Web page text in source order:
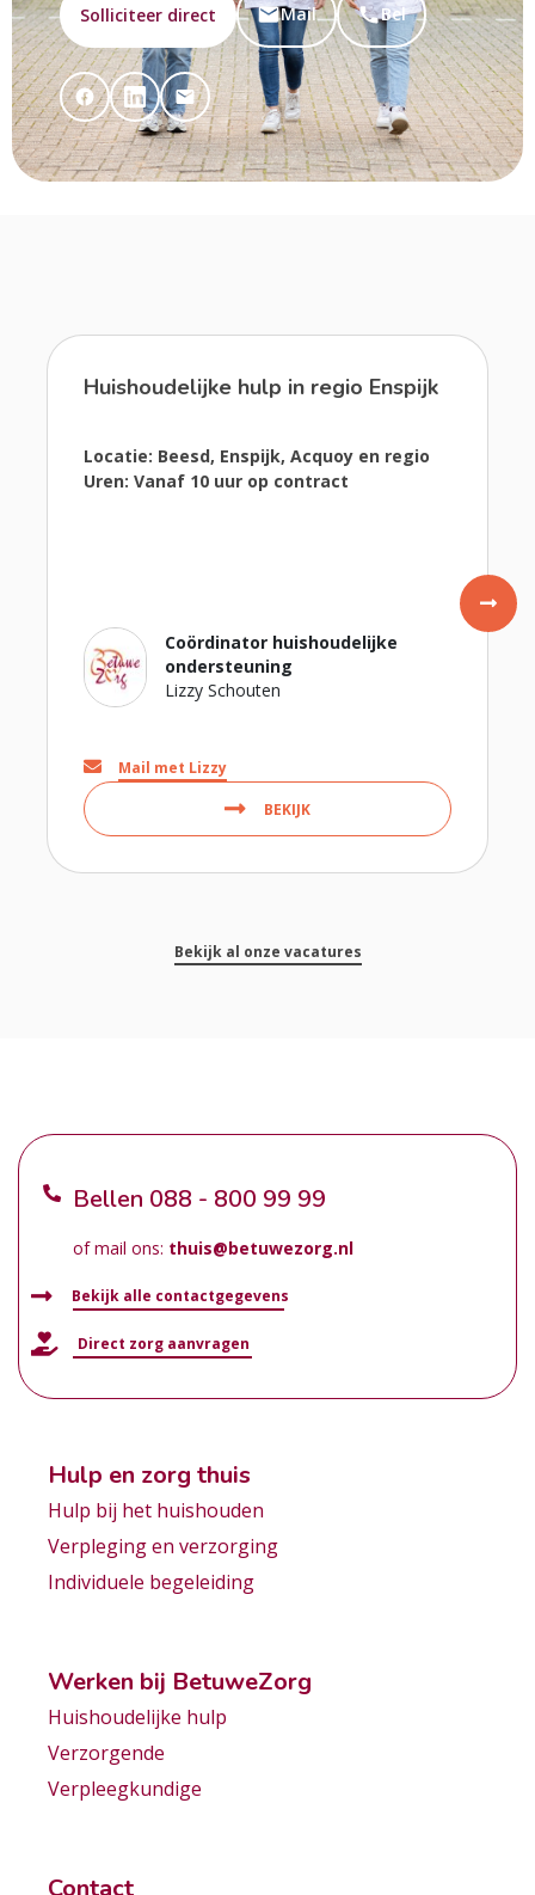
Solliciteer direct Mail Bel
Huishoudelijke hulp in regio Enspijk
Locatie: Beesd, Enspijk, Acquoy en regio
Uren: Vanaf 10 uur op contract
Coördinator huishoudelijke
ondersteuning
Lizzy Schouten
BEKIJK
Mail met Lizzy
Bekijk al onze vacatures
Bellen 088 - 800 99 99
of mail ons: thuis@betuwezorg.nl
Bekijk alle contactgegevens
Direct zorg aanvragen
Hulp en zorg thuis
Hulp bij het huishouden
Verpleging en verzorging
Individuele begeleiding
Werken bij BetuweZorg
Huishoudelijke hulp
Verzorgende
Verpleegkundige
Contact